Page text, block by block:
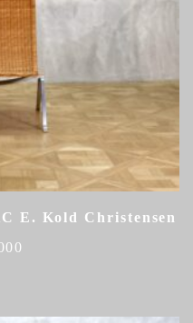
E. Kold Christensen